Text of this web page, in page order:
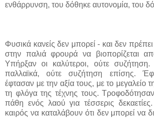
ενθάρρυνση, του δόθηκε αυτονομία, του
Φυσικά κανείς δεν μπορεί - και δεν
στην παλιά φρουρά να βιοπορίζεται
Υπήρξαν οι καλύτεροι, ούτε
παλλαϊκά, ούτε συζήτηση επίσης.
έφτασαν με την αξία τους, με το μεγαλείο
τη φλόγα της τέχνης τους.
πάθη ενός λαού για τέσσερις
καιρός να καταλάβουν ότι δεν μπορεί να